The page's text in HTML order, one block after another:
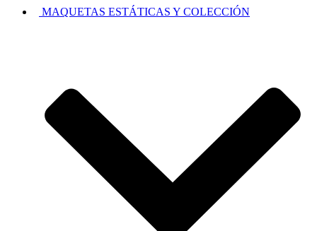
MAQUETAS ESTÁTICAS Y COLECCIÓN